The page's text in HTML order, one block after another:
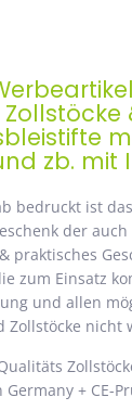
zb. mit
bedruckt ist
der auch
praktisches
zum Einsatz
und allen
Zollstöcke nicht
+ CE-